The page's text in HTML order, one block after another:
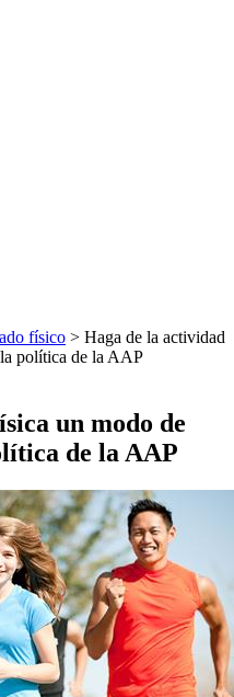
físico > Haga de la actividad
política de la AAP
un modo de
de la AAP